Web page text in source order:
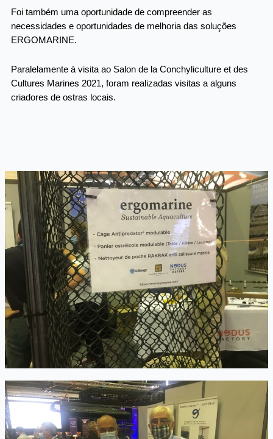
Foi também uma oportunidade de compreender as
necessidades e oportunidades de melhoria das soluções
ERGOMARINE.
Paralelamente à visita ao Salon de la Conchyliculture et des
Cultures Marines 2021, foram realizadas visitas a alguns
criadores de ostras locais.